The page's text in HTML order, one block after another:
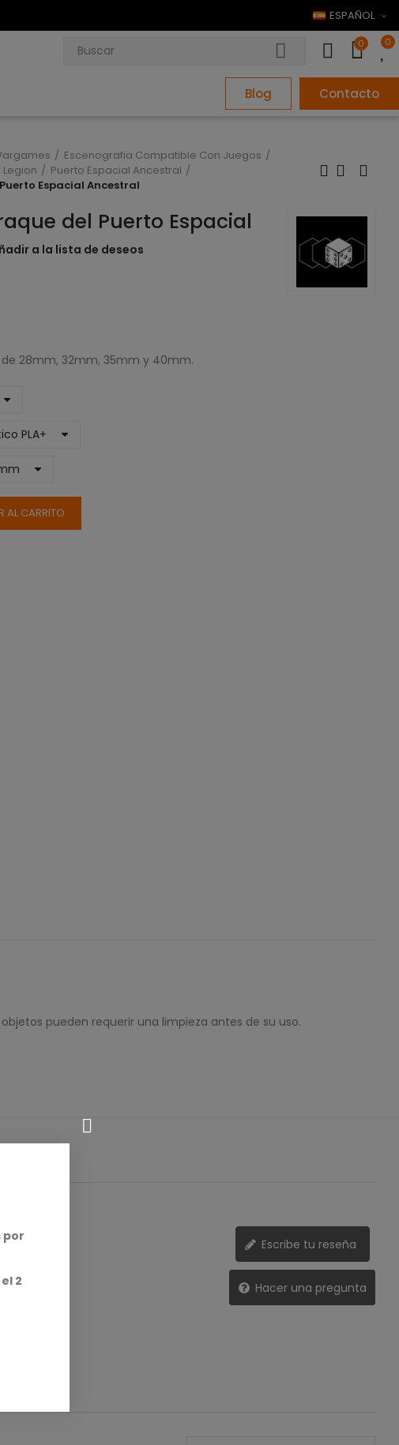
ESPAÑOL
0 0
Blog Contacto
Escenografia Compatible Con Juegos
Puerto Espacial Ancestral
Espacial Ancestral
del Puerto Espacial
a la lista de deseos
de 28mm, 32mm, 35mm y 40mm.
AL CARRITO
pueden requerir una limpieza antes de su uso.
Escribe tu reseña
Hacer una pregunta
por
2